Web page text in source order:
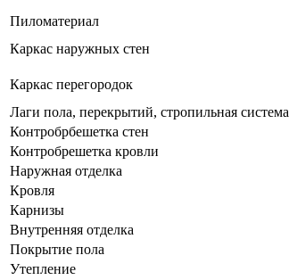
Пиломатериал
Каркас наружных стен
Каркас перегородок
Лаги пола, перекрытий, стропильная система
Контробрбешетка стен
Контробрешетка кровли
Наружная отделка
Кровля
Карнизы
Внутренняя отделка
Покрытие пола
Утепление